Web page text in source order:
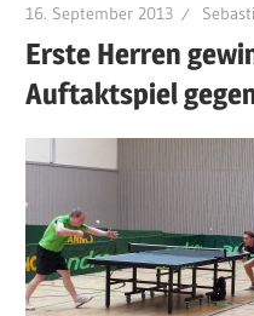
16. September 2013
Erste Herren
Auftaktspiel